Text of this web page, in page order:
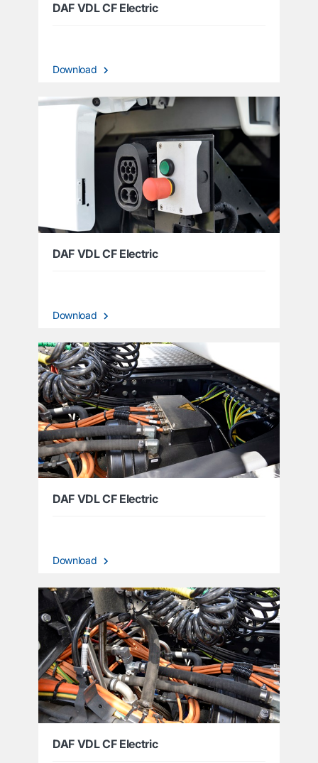
DAF VDL CF Electric
Download
DAF VDL CF Electric
Download
DAF VDL CF Electric
Download
DAF VDL CF Electric